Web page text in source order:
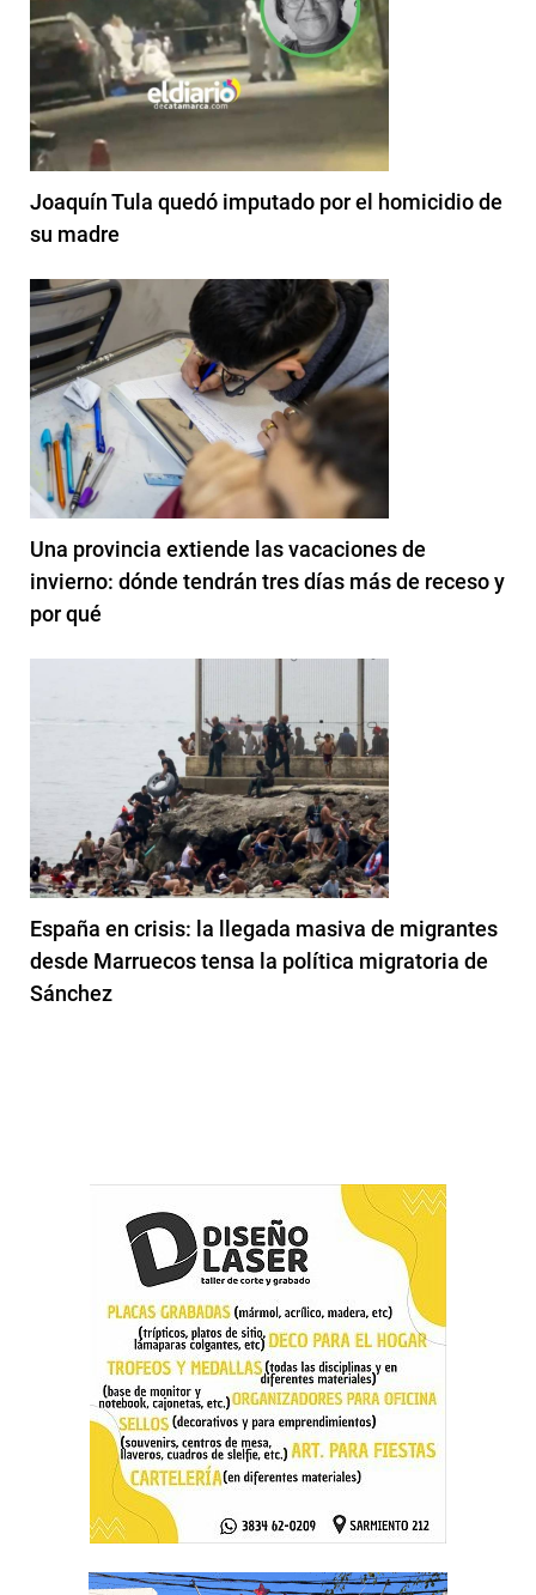
Joaquín Tula quedó imputado por el homicidio de
su madre
Una provincia extiende las vacaciones de
invierno: dónde tendrán tres días más de receso y
por qué
España en crisis: la llegada masiva de migrantes
desde Marruecos tensa la política migratoria de
Sánchez